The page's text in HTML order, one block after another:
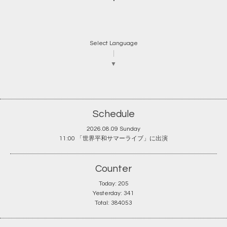
Select Language
▼
Schedule
2026.08.09 Sunday
11:00 「世界平和サマーライブ」に出演
Counter
Today: 205
Yesterday: 341
Total: 384053